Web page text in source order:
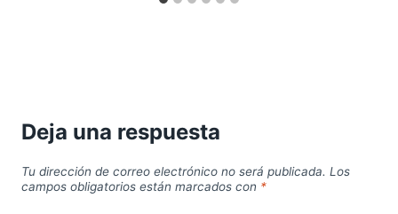
Deja una respuesta
Tu dirección de correo electrónico no será publicada. Los
campos obligatorios están marcados con *